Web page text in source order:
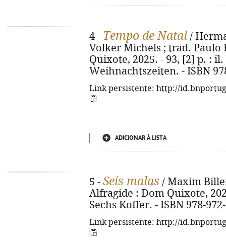
4 - Tempo de Natal /
Volker Michels ; trad. Paulo
Quixote, 2025. - 93, [2] p. :
Weihnachtszeiten. - ISBN
Link persistente: http://
ADICIONAR À LISTA
5 - Seis malas / Maxim
Alfragide : Dom Quixote,
Sechs Koffer. - ISBN 978-
Link persistente: http://